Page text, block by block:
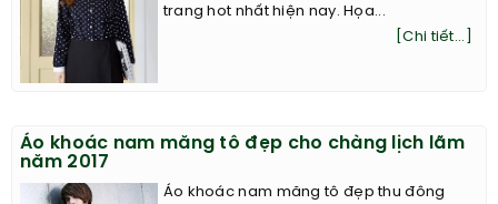
trang hot nhất hiện nay. Họa...
[Chi tiết...]
Áo khoác nam măng tô đẹp cho chàng lịch lãm
năm 2017
Áo khoác nam măng tô đẹp thu đông